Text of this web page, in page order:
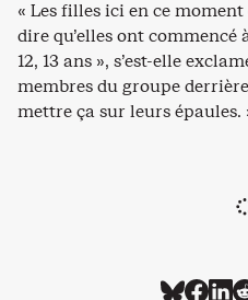
« Les filles ici en ce moment
dire qu’elles ont
12, 13 ans », s’est-elle
membres du groupe derrière
mettre ça sur leurs épaules.